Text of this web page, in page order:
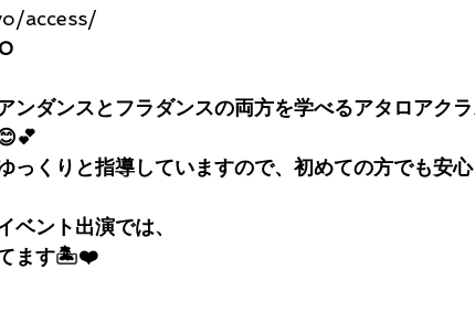
access/
ンダンスとフラダンスの両方を学べるアタロアクラ
っくりと指導していますので、初めての方でも安
ベント出演では、
てます🏝❤️